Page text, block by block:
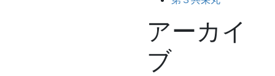
アーカイ
ブ